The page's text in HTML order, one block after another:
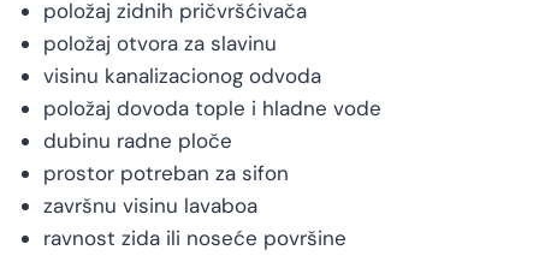
položaj zidnih pričvršćivača
položaj otvora za slavinu
visinu kanalizacionog odvoda
položaj dovoda tople i hladne vode
dubinu radne ploče
prostor potreban za sifon
završnu visinu lavaboa
ravnost zida ili noseće površine